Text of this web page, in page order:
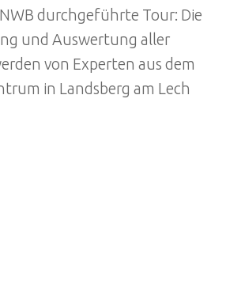
durchgeführte Tour: Die
und Auswertung aller
von Experten aus dem
in Landsberg am Lech